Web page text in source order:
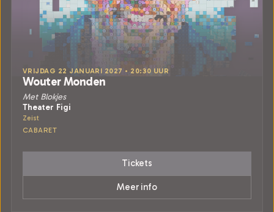
VRIJDAG 22 JANUARI 2027 • 20:30 UUR
Wouter Monden
Met Blokjes
Theater Figi
Zeist
CABARET
Tickets
Meer info